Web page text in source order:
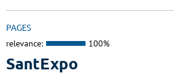
PAGES
relevance: 100%
SantExpo